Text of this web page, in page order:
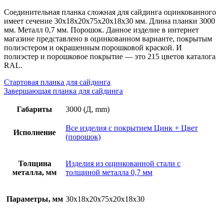
толщина
металла
0,7
мм,
покрытие
RAL
(порошок)
Соединительная планка сложная для сайдинга оцинкованного
имеет сечение 30х18х20х75х20х18х30 мм. Длина планки 3000
мм. Металл 0,7 мм. Порошок. Данное изделие в интернет
магазине представлено в оцинкованном варианте, покрытым
полиэстером и окрашенным порошковой краской. И
полиэстер и порошковое покрытие — это 215 цветов каталога
RAL.
Стартовая планка для сайдинга
Завершающая планка для сайдинга
Габариты 3000 (Д, mm)
Исполнение
Все изделия с покрытием Цинк + Цвет
(порошок)
Толщина
металла, мм
Изделия из оцинкованной стали с
толщиной металла 0,7 мм
Параметры, мм 30х18х20х75х20х18х30